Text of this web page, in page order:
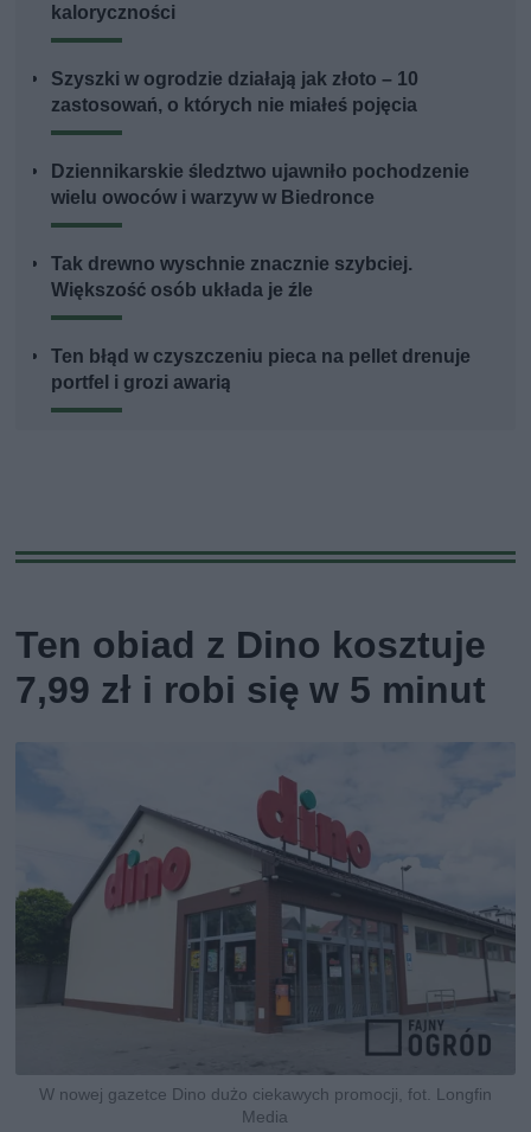
kaloryczności
Szyszki w ogrodzie działają jak złoto – 10
zastosowań, o których nie miałeś pojęcia
Dziennikarskie śledztwo ujawniło pochodzenie
wielu owoców i warzyw w Biedronce
Tak drewno wyschnie znacznie szybciej.
Większość osób układa je źle
Ten błąd w czyszczeniu pieca na pellet drenuje
portfel i grozi awarią
Ten obiad z Dino kosztuje
7,99 zł i robi się w 5 minut
W nowej gazetce Dino dużo ciekawych promocji, fot. Longfin
Media